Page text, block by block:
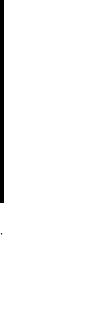
.